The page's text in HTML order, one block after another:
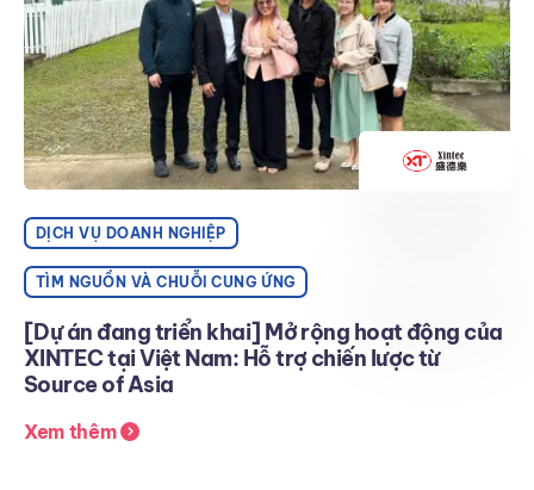
DỊCH VỤ DOANH NGHIỆP
TÌM NGUỒN VÀ CHUỖI CUNG ỨNG
[Dự án đang triển khai] Mở rộng hoạt động của
XINTEC tại Việt Nam: Hỗ trợ chiến lược từ
Source of Asia
Xem thêm